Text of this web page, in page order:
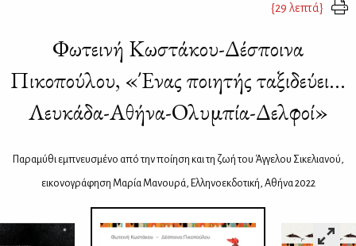
{29 λεπτά}
Φωτεινή Κωστάκου-Δέσποινα
Πικοπούλου, «Ένας ποιητής ταξιδεύει...
Λευκάδα-Αθήνα-Ολυμπία-Δελφοί»
Πα­ρα­μύ­θι εμπνευ­σμέ­νο από την ποί­η­ση και τη ζωή του Άγ­γε­λου Σι­κε­λια­νού,
ει­κο­νο­γρά­φη­ση Μα­ρία Μα­νου­ρά, Ελ­λη­νο­εκ­δο­τι­κή, Αθή­να 2022